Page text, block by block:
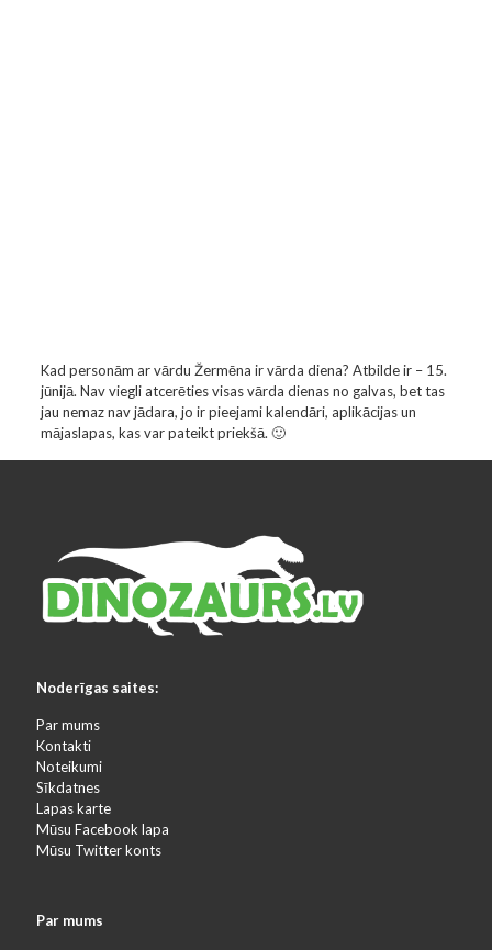
Kad personām ar vārdu Žermēna ir vārda diena? Atbilde ir – 15.
jūnijā. Nav viegli atcerēties visas vārda dienas no galvas, bet tas
jau nemaz nav jādara, jo ir pieejami kalendāri, aplikācijas un
mājaslapas, kas var pateikt priekšā. 🙂
Noderīgas saites:
Par mums
Kontakti
Noteikumi
Sīkdatnes
Lapas karte
Mūsu Facebook lapa
Mūsu Twitter konts
Par mums